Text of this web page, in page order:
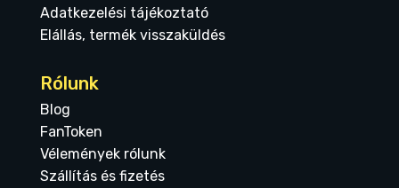
Adatkezelési tájékoztató
Elállás, termék visszaküldés
Rólunk
Blog
FanToken
Vélemények rólunk
Szállítás és fizetés